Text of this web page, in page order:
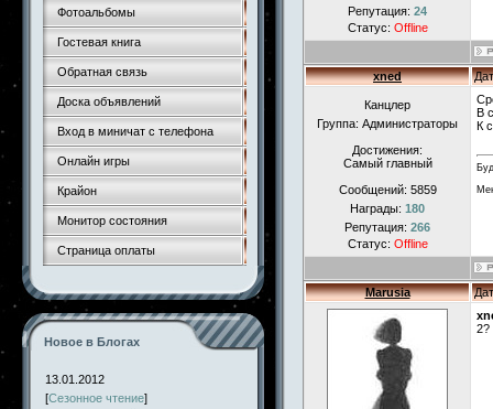
Фотоальбомы
Гостевая книга
Обратная связь
Доска объявлений
Вход в миничат с телефона
Онлайн игры
Крайон
Монитор состояния
Страница оплаты
Новое в Блогах
13.01.2012
[Сезонное чтение]
Репутация: 24
Статус: Offline
xned
Канцлер
Группа: Администраторы
Достижения:
Самый главный
Сообщений: 5859
Награды: 180
Репутация: 266
Статус: Offline
В
К
Marusia
2?